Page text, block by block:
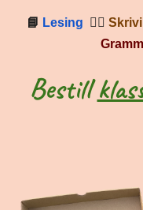
📘 Lesing ✍🏼
Bestill